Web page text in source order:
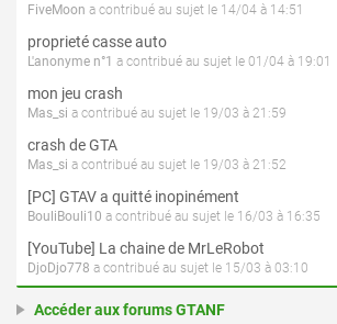
FiveMoon a contribué au sujet le 14/04 à 14:51
proprieté casse auto
L'anonyme n°1 a contribué au sujet le 01/04 à 19:01
mon jeu crash
Mas_si a contribué au sujet le 19/03 à 21:59
crash de GTA
Mas_si a contribué au sujet le 19/03 à 21:52
[PC] GTAV a quitté inopinément
BouliBouli10 a contribué au sujet le 16/03 à 16:35
[YouTube] La chaine de MrLeRobot
DjoDjo778 a contribué au sujet le 15/03 à 03:10
Accéder aux forums GTANF